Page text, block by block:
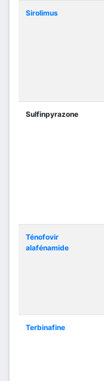
Sirolimus
Sulfinpyrazone
Ténofovir
alafénamide
Terbinafine